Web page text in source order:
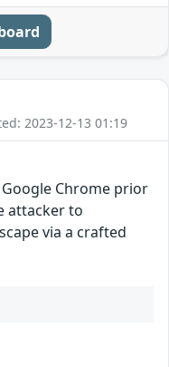
2023-12-13 01:19
Chrome prior
attacker to
via a crafted